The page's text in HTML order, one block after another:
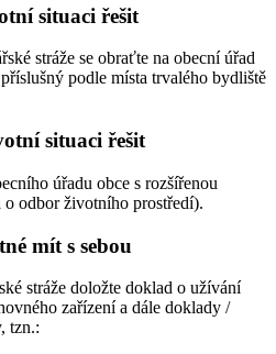
situaci řešit
stráže se obraťte na obecní úřad
podle místa trvalého bydliště
situaci řešit
úřadu obce s rozšířenou
o odbor životního prostředí).
mít s sebou
stráže doložte doklad o užívání
zařízení a dále doklady /
tzn.: